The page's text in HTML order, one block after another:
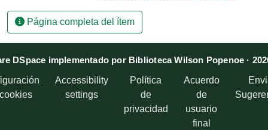
Página completa del ítem
DSpace implementado por Biblioteca Wilson Popenoe ·
Accessibility
settings
Política
de
privacidad
Acuerdo
de
usuario
final